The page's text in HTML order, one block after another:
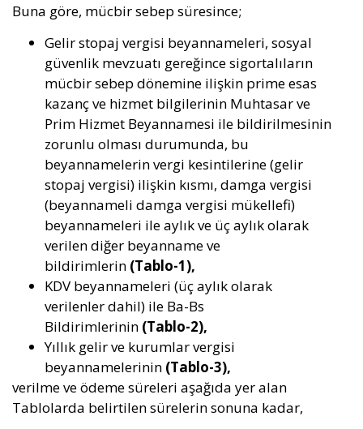
Buna göre, mücbir sebep süresince;
Gelir stopaj vergisi beyannameleri, sosyal
güvenlik mevzuatı gereğince sigortalıların
mücbir sebep dönemine ilişkin prime esas
kazanç ve hizmet bilgilerinin Muhtasar ve
Prim Hizmet Beyannamesi ile bildirilmesinin
zorunlu olması durumunda, bu
beyannamelerin vergi kesintilerine (gelir
stopaj vergisi) ilişkin kısmı, damga vergisi
(beyannameli damga vergisi mükellefi)
beyannameleri ile aylık ve üç aylık olarak
verilen diğer beyanname ve
bildirimlerin (Tablo-1),
KDV beyannameleri (üç aylık olarak
verilenler dahil) ile Ba-Bs
Bildirimlerinin (Tablo-2),
Yıllık gelir ve kurumlar vergisi
beyannamelerinin (Tablo-3),
verilme ve ödeme süreleri aşağıda yer alan
Tablolarda belirtilen sürelerin sonuna kadar,